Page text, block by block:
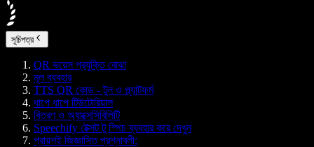
সূচিপত্র
QR ভয়েস প্রযুক্তি বোঝা
মূল ব্যবহার
TTS QR কোড - টুল ও প্ল্যাটফর্ম
ধাপে ধাপে টিউটোরিয়াল
বিতরণ ও অ্যাক্সেসিবিলিটি
Speechify টেক্সট টু স্পিচ ব্যবহার করে দেখুন
প্রায়শই জিজ্ঞাসিত প্রশ্নাবলী: